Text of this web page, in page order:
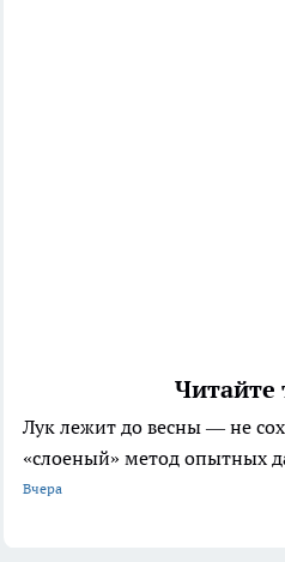
Читайте
Лук лежит до весны — не
«слоеный» метод опытных
Вчера